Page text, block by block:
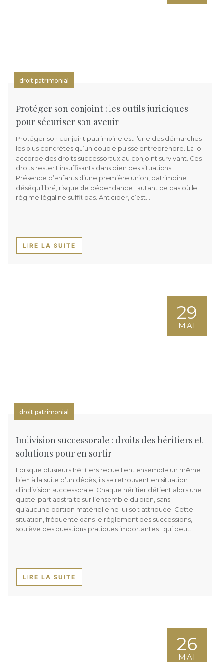
droit patrimonial
Protéger son conjoint : les outils juridiques
pour sécuriser son avenir
Protéger son conjoint patrimoine est l’une des démarches
les plus concrètes qu’un couple puisse entreprendre. La loi
accorde des droits successoraux au conjoint survivant. Ces
droits restent insuffisants dans bien des situations.
Présence d’enfants d’une première union, patrimoine
déséquilibré, risque de dépendance : autant de cas où le
régime légal ne suffit pas. Anticiper, c’est…
LIRE LA SUITE
29
MAI
droit patrimonial
Indivision successorale : droits des héritiers et
solutions pour en sortir
Lorsque plusieurs héritiers recueillent ensemble un même
bien à la suite d’un décès, ils se retrouvent en situation
d’indivision successorale. Chaque héritier détient alors une
quote-part abstraite sur l’ensemble du bien, sans
qu’aucune portion matérielle ne lui soit attribuée. Cette
situation, fréquente dans le règlement des successions,
soulève des questions pratiques importantes : qui peut…
LIRE LA SUITE
26
MAI